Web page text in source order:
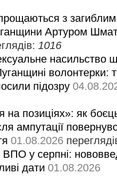
з загиблим
Артуром
1016
насильство
волонтерки:
підозру
позиціях»: як
ампутації
01.08.2026
у серпні:
дати 01.08.2026